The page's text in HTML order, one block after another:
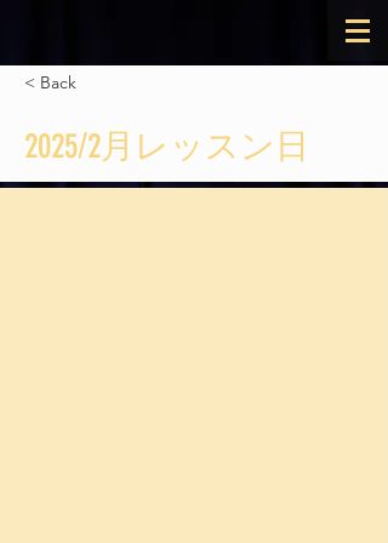
< Back
2025/2月レッスン日